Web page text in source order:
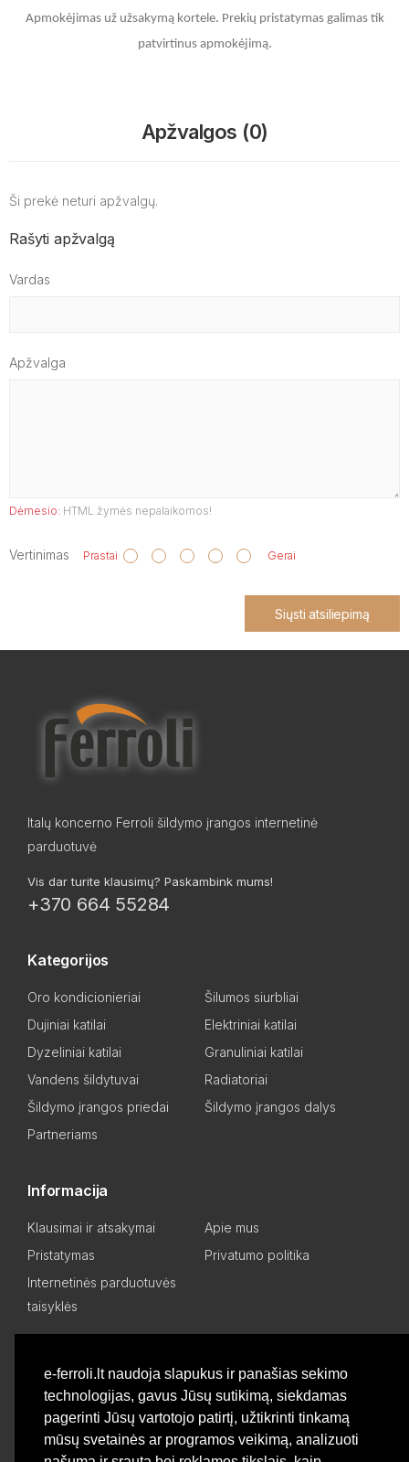
e-ferroli.lt naudoja slapukus ir panašias sekimo
technologijas, gavus Jūsų sutikimą, siekdamas
pagerinti Jūsų vartotojo patirtį, užtikrinti tinkamą
mūsų svetainės ar programos veikimą, analizuoti
Apmokėjimas už užsakymą kortele. Prekių pristatymas galimas tik
patvirtinus apmokėjimą.
Apžvalgos (0)
Ši prekė neturi apžvalgų.
Rašyti apžvalgą
Vardas
Apžvalga
Dėmesio: HTML žymės nepalaikomos!
Vertinimas Prastai Gerai
Siųsti atsiliepimą
Italų koncerno Ferroli šildymo įrangos internetinė
parduotuvė
Vis dar turite klausimų? Paskambink mums!
+370 664 55284
Kategorijos
Oro kondicionieriai
Šilumos siurbliai
Dujiniai katilai
Elektriniai katilai
Dyzeliniai katilai
Granuliniai katilai
Vandens šildytuvai
Radiatoriai
Šildymo įrangos priedai
Šildymo įrangos dalys
Partneriams
Informacija
Klausimai ir atsakymai
Apie mus
Pristatymas
Privatumo politika
Internetinės parduotuvės
taisyklės
Asmeninis kabinetas
Pageidavimų sąrašas
Palyginti produktus
Basket